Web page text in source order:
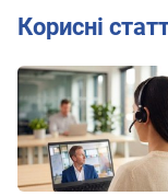
Корисні